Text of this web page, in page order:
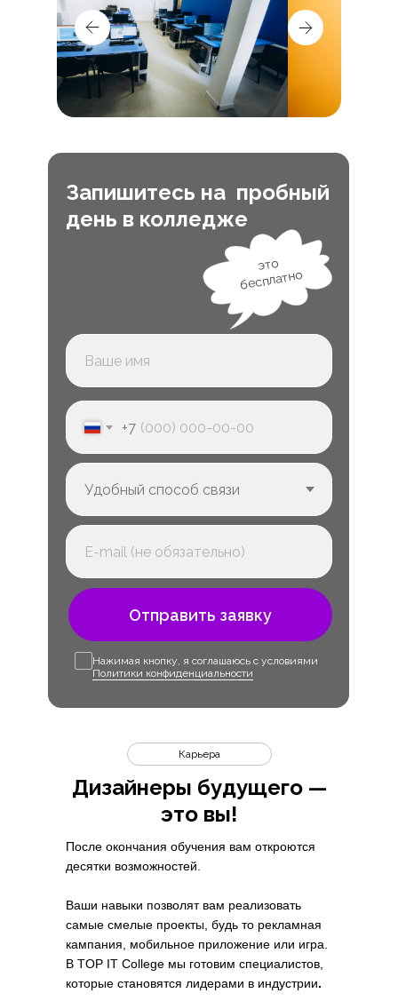
Запишитесь на пробный
день в колледже
+7
Отправить заявку
это
бесплатно
Нажимая кнопку, я соглашаюсь с условиями
Политики конфиденциальности
Дизайнеры будущего —
это вы!
Карьера
После окончания обучения вам откроются
десятки возможностей.
Ваши навыки позволят вам реализовать
самые смелые проекты, будь то рекламная
кампания, мобильное приложение или игра.
В TOP IT College мы готовим специалистов,
которые становятся лидерами в индустрии.